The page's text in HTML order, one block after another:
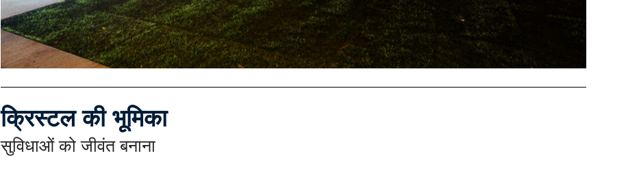
क्रिस्टल की भूमिका
सुविधाओं को जीवंत बनाना